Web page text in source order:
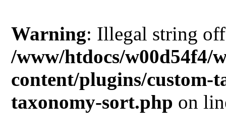
Warning: Illegal string
/www/htdocs/w00d54f4/
content/plugins/custom-
taxonomy-sort.php on